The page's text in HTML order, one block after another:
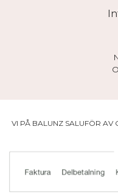
VI PÅ BALUNZ SALUFÖR AV